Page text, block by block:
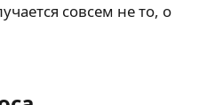
совсем не то, о